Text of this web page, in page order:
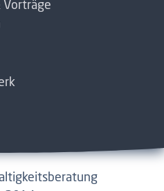
Vorträge